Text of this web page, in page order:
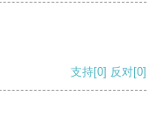
支持[0] 反对[0]